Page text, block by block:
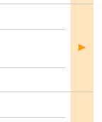
部屋
詳細